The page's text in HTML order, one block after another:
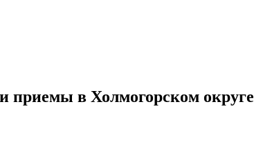
приемы в Холмогорском округе